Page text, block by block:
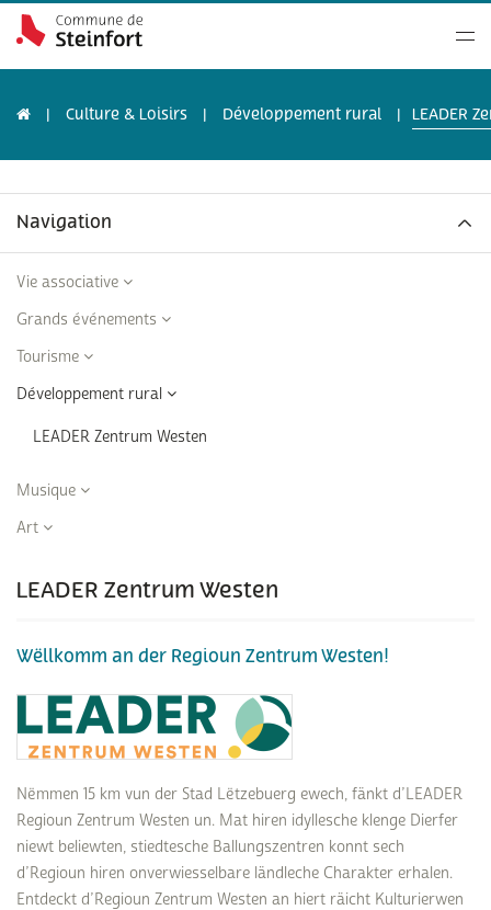
Culture & Loisirs Développement rural LEADER
Navigation
Vie associative
Grands événements
Tourisme
Développement rural
LEADER Zentrum Westen
Musique
Art
LEADER Zentrum Westen
Wëllkomm an der Regioun Zentrum Westen!
Nëmmen 15 km vun der Stad Lëtzebuerg ewech, fänkt d’LEADER
Regioun Zentrum Westen un. Mat hiren idyllesche klenge Dierfer
niewt beliewten, stiedtesche Ballungszentren konnt sech
d’Regioun hiren onverwiesselbare ländleche Charakter erhalen.
Entdeckt d’Regioun Zentrum Westen an hiert räicht Kulturierwen